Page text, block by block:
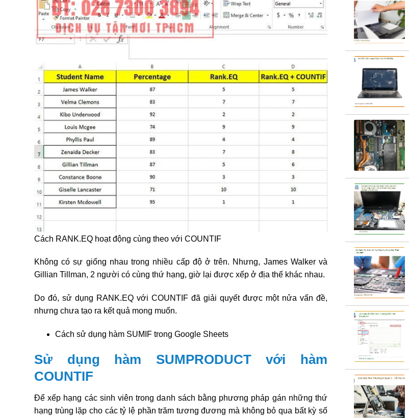
Cách RANK.EQ hoạt động cùng theo với COUNTIF
Không có sự giống nhau trong nhiều cấp độ ở trên. Nhưng, James Walker và
Gillian Tillman, 2 người có cùng thứ hạng, giờ lại được xếp ở địa thế khác nhau.
Do đó, sử dụng RANK.EQ với COUNTIF đã giải quyết được một nửa vấn đề,
nhưng chưa tạo ra kết quả mong muốn.
Cách sử dụng hàm SUMIF trong Google Sheets
Sử dụng hàm SUMPRODUCT với hàm
COUNTIF
Để xếp hạng các sinh viên trong danh sách bằng phương pháp gán những thứ
hạng trùng lặp cho các tỷ lệ phần trăm tương đương mà không bỏ qua bất kỳ số